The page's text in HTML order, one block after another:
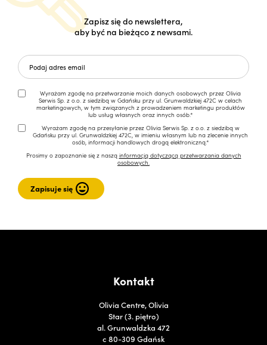
Zapisz się do newslettera,
aby być na bieżąco z newsami.
Wyrażam zgodę na przetwarzanie moich danych osobowych przez Olivia
Serwis Sp. z o.o. z siedzibą w Gdańsku przy ul. Grunwaldzkiej 472C w celach
marketingowych, w tym związanych z prowadzeniem marketingu produktów
lub usług własnych oraz innych osób.*
Wyrażam zgodę na przesyłanie przez Olivia Serwis Sp. z o.o. z siedzibą w
Gdańsku przy ul. Grunwaldzkiej 472C, w imieniu własnym lub na zlecenie innych
osób, informacji handlowych drogą elektroniczną.*
Prosimy o zapoznanie się z naszą informacją dotyczącą przetwarzania danych
osobowych.
Kontakt
Olivia Centre, Olivia
Star (3. piętro)
al. Grunwaldzka 472
c 80-309 Gdańsk